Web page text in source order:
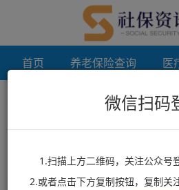
首页 养老保险查询 医
太原个人档案存档
太原个人档
想了解太原个人档案存档？太原个人档
微信扫码
1.扫描上方二维码，关注公众号
2.或者点击下方复制按钮，复制关